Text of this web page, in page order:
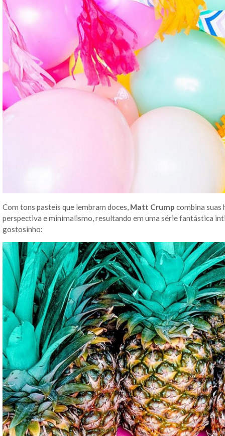
Com tons pasteis que lembram doces, Matt Crump combina
perspectiva e minimalismo, resultando em uma série fantástica
gostosinho: